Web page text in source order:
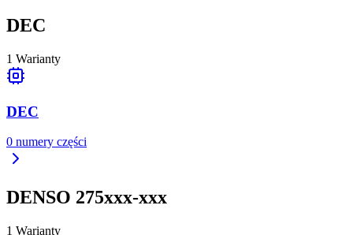
DEC
1 Warianty
DEC
0 numery części
DENSO 275xxx-xxx
1 Warianty